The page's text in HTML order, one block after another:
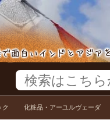
ク 化粧品・アーユルヴェーダ